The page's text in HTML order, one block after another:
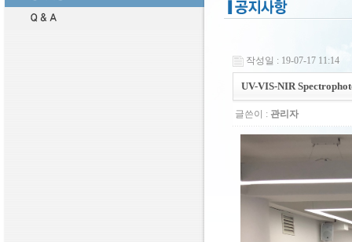
작성일 : 19-07-17 11:14
UV-VIS-NIR
글쓴이 : 관리자